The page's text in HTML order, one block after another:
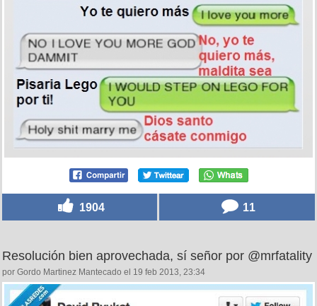
1904 11
Resolución bien aprovechada, sí señor por @mrfatality
por Gordo Martinez Mantecado el 19 feb 2013, 23:34